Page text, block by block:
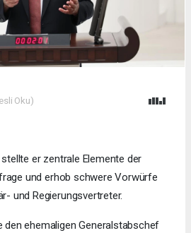
Oku)
er zentrale Elemente der
und erhob schwere Vorwürfe
und Regierungsvertreter.
den ehemaligen Generalstabschef